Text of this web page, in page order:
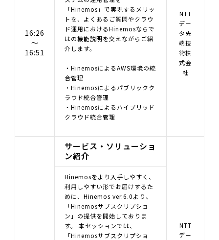
16:26
～
16:51
NTT
デー
タ先
端技
術株
式会
社
「Hinemos」で実現するメリッ
トを、よくあるご質問やクラウ
ド運用におけるHinemosならで
はの機能説明を交えながらご紹
介します。
・HinemosによるAWS環境の統
合管理
・Hinemosによるパブリックク
ラウド統合管理
・Hinemosによるハイブリッド
クラウド統合管理
サービス・ソリューショ
ン紹介
NTT
デー
Hinemosをより入手しやすく、
利用しやすい形でお届けするた
めに、Hinemos ver.6.0より、
「Hinemosサブスクリプショ
ン」の提供を開始しておりま
す。 本セッションでは、
「Hinemosサブスクリプショ